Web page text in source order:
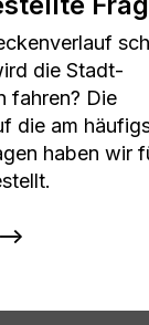
die Stadt-
fahren? Die
die am
haben wir